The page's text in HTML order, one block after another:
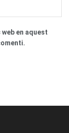
en aquest